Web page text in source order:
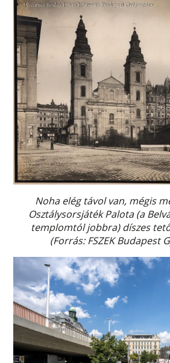
Noha elég távol van, mégis
Osztálysorsjáték Palota (a
templomtól jobbra) díszes
(Forrás: FSZEK Budapest